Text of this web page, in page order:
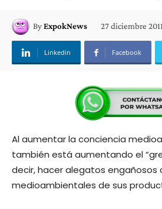
ByExpokNews 27 diciembre 2011
Linkedin Facebook
Al aumentar la conciencia
también está aumentando el
decir, hacer alegatos engañosos
medioambientales de sus